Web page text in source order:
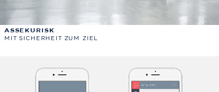
ASSEKURISK
MIT SICHERHEIT ZUM ZIEL